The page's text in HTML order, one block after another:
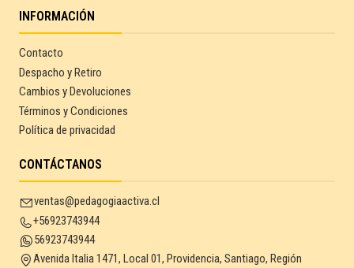
INFORMACIÓN
Contacto
Despacho y Retiro
Cambios y Devoluciones
Términos y Condiciones
Política de privacidad
CONTÁCTANOS
ventas@pedagogiaactiva.cl
+56923743944
56923743944
Avenida Italia 1471, Local 01, Providencia, Santiago, Región